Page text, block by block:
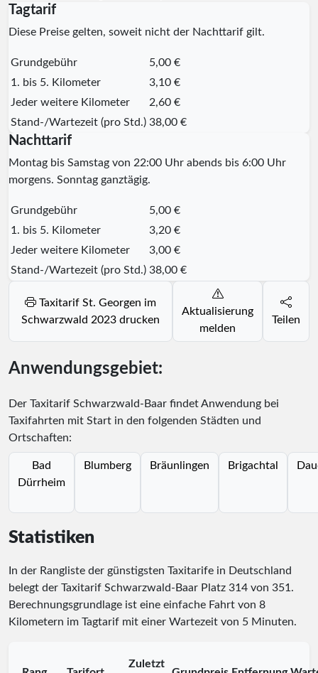
Tagtarif
Diese Preise gelten, soweit nicht der Nachttarif gilt.
Grundgebühr
5,00 €
1. bis 5. Kilometer
3,10 €
Jeder weitere Kilometer
2,60 €
Stand-/Wartezeit (pro Std.) 38,00 €
Nachttarif
Montag bis Samstag von 22:00 Uhr abends bis 6:00 Uhr
morgens. Sonntag ganztägig.
Grundgebühr
5,00 €
1. bis 5. Kilometer
3,20 €
Jeder weitere Kilometer
3,00 €
Stand-/Wartezeit (pro Std.) 38,00 €
Schwarzwald 2023 drucken
Aktualisierung
melden
Teilen
Anwendungsgebiet:
Der Taxitarif Schwarzwald-Baar findet Anwendung bei
Taxifahrten mit Start in den folgenden Städten und
Ortschaften:
Bad
Dürrheim
Blumberg Bräunlingen Brigachtal
Statistiken
In der Rangliste der günstigsten Taxitarife in Deutschland
belegt der Taxitarif Schwarzwald-Baar Platz 314 von 351.
Berechnungsgrundlage ist eine einfache Fahrt von 8
Kilometern im Tagtarif mit einer Wartezeit von 5 Minuten.
Zuletzt